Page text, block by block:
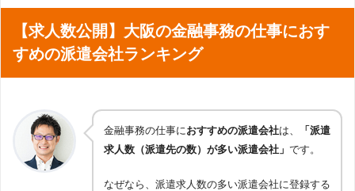
【求人数公開】大阪の金融事務の仕事におす
すめの派遣会社ランキング
金融事務の仕事におすすめの派遣会社は、
「派遣
求人数（派遣先の数）が多い派遣会社」 です。
なぜなら、派遣求人数の多い派遣会社に登録する